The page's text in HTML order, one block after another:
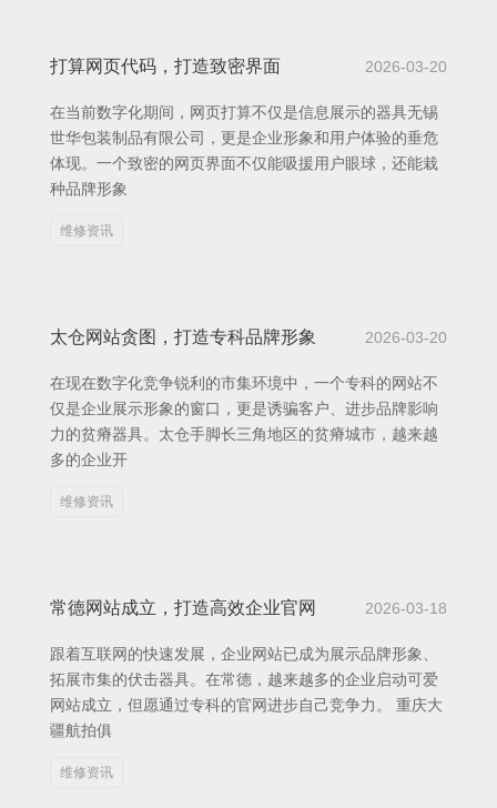
打算网页代码，打造致密界面 2026-03-20
在当前数字化期间，网页打算不仅是信息展示的器具无锡
世华包装制品有限公司，更是企业形象和用户体验的垂危
体现。一个致密的网页界面不仅能吸援用户眼球，还能栽
种品牌形象
维修资讯
太仓网站贪图，打造专科品牌形象 2026-03-20
在现在数字化竞争锐利的市集环境中，一个专科的网站不
仅是企业展示形象的窗口，更是诱骗客户、进步品牌影响
力的贫瘠器具。太仓手脚长三角地区的贫瘠城市，越来越
多的企业开
维修资讯
常德网站成立，打造高效企业官网 2026-03-18
跟着互联网的快速发展，企业网站已成为展示品牌形象、
拓展市集的伏击器具。在常德，越来越多的企业启动可爱
网站成立，但愿通过专科的官网进步自己竞争力。 重庆大
疆航拍俱
维修资讯